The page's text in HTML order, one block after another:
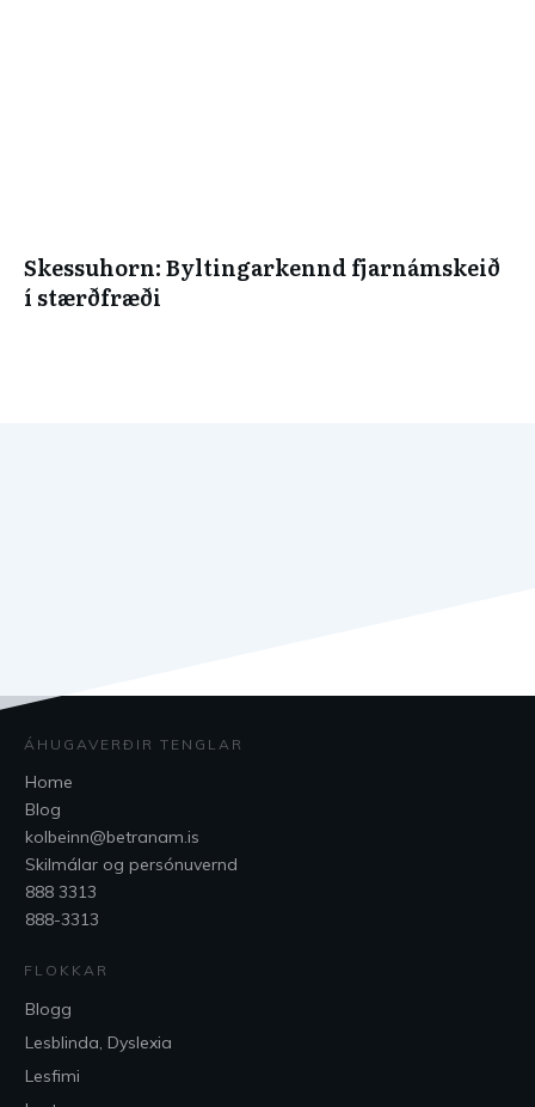
Skessuhorn: Byltingarkennd fjarnámskeið
í stærðfræði
ÁHUGAVERÐIR TENGLAR
Home
Blog
kolbeinn@betranam.is
Skilmálar og persónuvernd
888 3313
888-3313
FLOKKAR
Blogg
Lesblinda, Dyslexia
Lesfimi